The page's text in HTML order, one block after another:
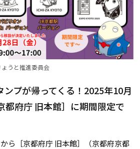
うと推進委員会
プが帰ってくる！2025年10月
都府庁 旧本館］に期間限定で
ら［京都府庁 旧本館］（京都府京都